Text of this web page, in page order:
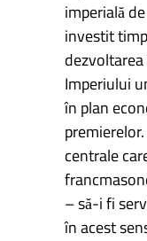
imperială
investit
Imperiului
în plan
centrale
– să-i fi
în acest